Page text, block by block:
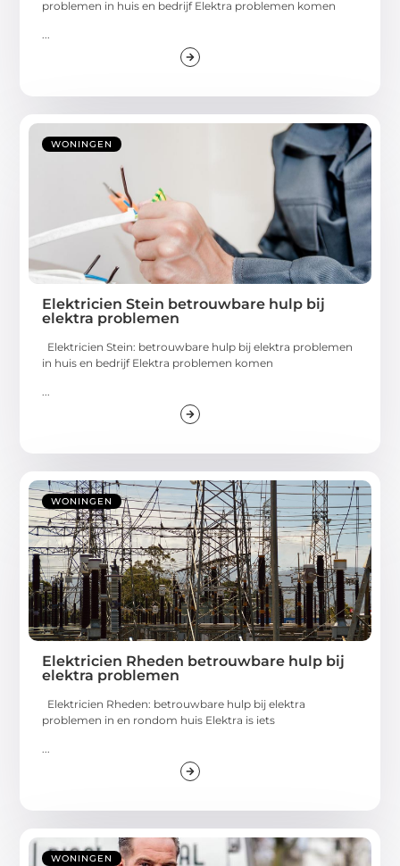
problemen in huis en bedrijf Elektra problemen komen
...
WONINGEN
Elektricien Stein betrouwbare hulp bij
elektra problemen
Elektricien Stein: betrouwbare hulp bij elektra problemen
in huis en bedrijf Elektra problemen komen
...
WONINGEN
Elektricien Rheden betrouwbare hulp bij
elektra problemen
Elektricien Rheden: betrouwbare hulp bij elektra
problemen in en rondom huis Elektra is iets
...
WONINGEN